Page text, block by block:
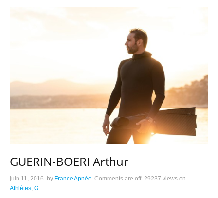
GUERIN-BOERI Arthur
juin 11, 2016 by France Apnée Comments are off 29237 views on
Athlètes, G